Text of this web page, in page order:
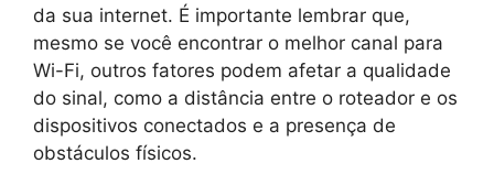
da sua internet. É importante lembrar que,
mesmo se você encontrar o melhor canal para
Wi-Fi, outros fatores podem afetar a qualidade
do sinal, como a distância entre o roteador e os
dispositivos conectados e a presença de
obstáculos físicos.